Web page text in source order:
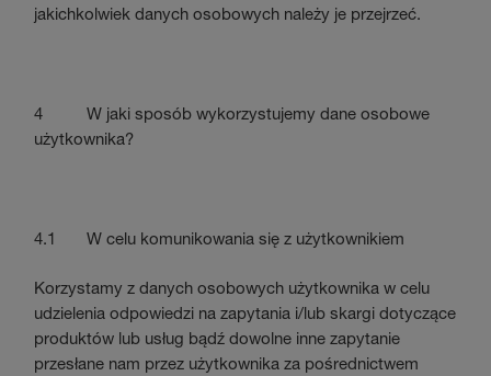
jakichkolwiek danych osobowych należy je przejrzeć.
4 W jaki sposób wykorzystujemy dane osobowe
użytkownika?
4.1 W celu komunikowania się z użytkownikiem
Korzystamy z danych osobowych użytkownika w celu
udzielenia odpowiedzi na zapytania i/lub skargi dotyczące
produktów lub usług bądź dowolne inne zapytanie
przesłane nam przez użytkownika za pośrednictwem